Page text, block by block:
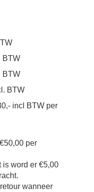
BTW
BTW
BTW
incl BTW per
per
is word er €5,00
wanneer